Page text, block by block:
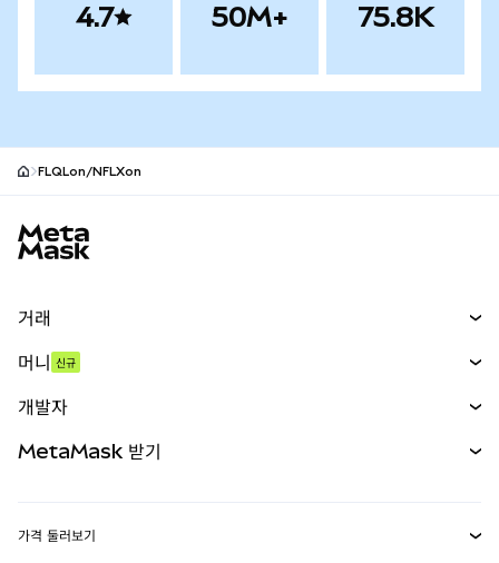
4.7 50M+ 75.8K
FLQLon/NFLXon
거래
무기한 선물
실물자산
머니 신규
개발자
MetaMask 받기
가격 둘러보기